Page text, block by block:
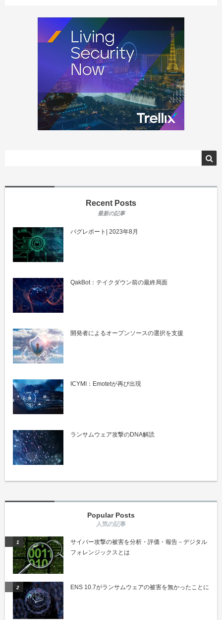
Recent Posts
バグレポート| 2023年8月
QakBot：テイクダウン前の最終局面
開発者によるオープンソースの選択を支援
ICYMI：Emotetが再び出現
ランサムウェア攻撃のDNA解読
Popular Posts
サイバー攻撃の被害を分析・評価・報告－デジタル
フォレンジックスとは
ENS 10.7がランサムウェアの被害を無かったことに